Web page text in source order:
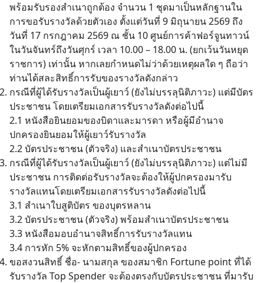
พร้อมรับรองสำเนาถูกต้อง จำนวน 1 ชุดมาเป็นหลักฐานใน
การขอรับรางวัลด้วยตัวเอง ตั้งแต่วันที่ 9 มิถุนายน 2569 ถึง
วันที่ 17 กรกฎาคม 2569 ณ ชั้น 10 ศูนย์การค้าฟอร์จูนทาวน์
ในวันจันทร์ถึงวันศุกร์ เวลา 10.00 – 18.00 น. (ยกเว้นวันหยุด
ราชการ) เท่านั้น หากเลยกำหนดไม่ว่าด้วยเหตุผลใด ๆ ถือว่า
ท่านได้สละสิทธิ์การรับของรางวัลดังกล่าว
กรณีที่ผู้ได้รับรางวัลเป็นผู้เยาว์ (ยังไม่บรรลุนิติภาวะ) แต่มีบัตร
ประชาชน โดยเตรียมเอกสารรับรางวัลดังต่อไปนี้
2.1 หนังสือยินยอมของบิดาและมารดา หรือผู้มีอำนาจ
ปกครองยินยอมให้ผู้เยาว์รับรางวัล
2.2 บัตรประชาชน (ตัวจริง) และสำเนาบัตรประชาชน
กรณีที่ผู้ได้รับรางวัลเป็นผู้เยาว์ (ยังไม่บรรลุนิติภาวะ) แต่ไม่มี
ประชาชน การติดต่อรับรางวัลจะต้องให้ผู้ปกครองมารับ
รางวัลแทนโดยเตรียมเอกสารรับรางวัลดังต่อไปนี้
3.1 สำเนาใบสูติบัตร ของบุตรหลาน
3.2 บัตรประชาชน (ตัวจริง) พร้อมสำเนาบัตรประชาชน
3.3 หนังสือมอบอำนาจสิทธิ์การรับรางวัลแทน
3.4 การหัก 5% จะหักตามสิทธิ์ของผู้ปกครอง
ขอสงวนสิทธิ์ ชื่อ- นามสกุล ของสมาชิก Fortune point ที่ได้
รับรางวัล Top Spender จะต้องตรงกับบัตรประชาชน ที่มารับ